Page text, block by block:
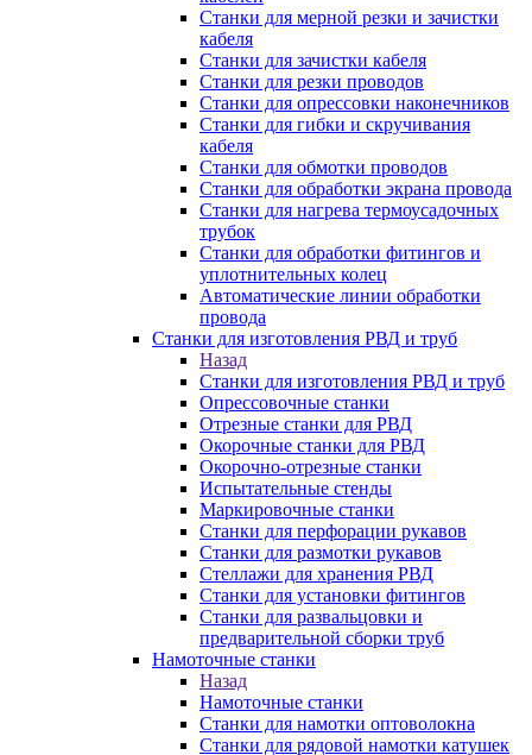
Станки для мерной резки и зачистки
кабеля
Станки для зачистки кабеля
Станки для резки проводов
Станки для опрессовки наконечников
Станки для гибки и скручивания
кабеля
Станки для обмотки проводов
Станки для обработки экрана провода
Станки для нагрева термоусадочных
трубок
Станки для обработки фитингов и
уплотнительных колец
Автоматические линии обработки
провода
Станки для изготовления РВД и труб
Назад
Станки для изготовления РВД и труб
Опрессовочные станки
Отрезные станки для РВД
Окорочные станки для РВД
Окорочно-отрезные станки
Испытательные стенды
Маркировочные станки
Станки для перфорации рукавов
Станки для размотки рукавов
Стеллажи для хранения РВД
Станки для установки фитингов
Станки для развальцовки и
предварительной сборки труб
Намоточные станки
Назад
Намоточные станки
Станки для намотки оптоволокна
Станки для рядовой намотки катушек